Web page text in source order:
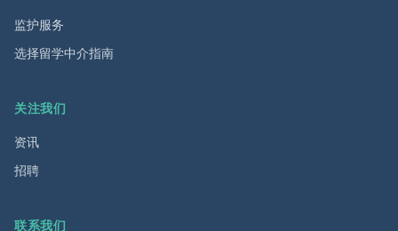
监护服务
选择留学中介指南
关注我们
资讯
招聘
联系我们